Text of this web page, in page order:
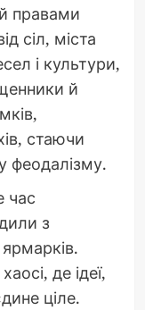
правами
сіл, міста
і культури,
й
стаючи
феодалізму.
час
з
де ідеї,
ціле.